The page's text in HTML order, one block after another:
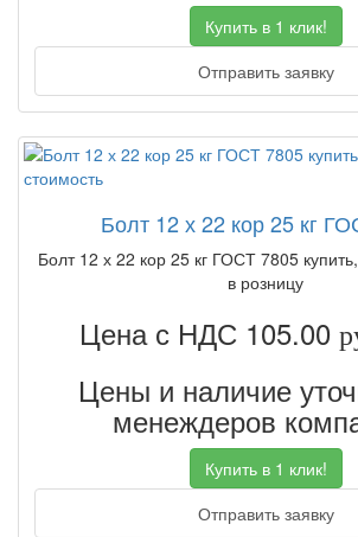
Купить в 1 клик!
Отправить заявку
Болт 12 х 22 кор 25 кг
Болт 12 х 22 кор 25 кг ГОСТ 7805
в розницу
Цена с НДС 105.00
Цены и наличие
менеждеров
Купить в 1 клик!
Отправить заявку